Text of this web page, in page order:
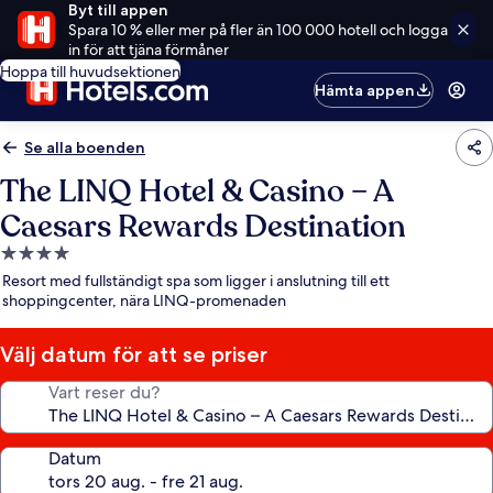
Byt till appen
Spara 10 % eller mer på fler än 100 000 hotell och logga
in för att tjäna förmåner
Hoppa till huvudsektionen
Hämta appen
Se alla boenden
The LINQ Hotel & Casino – A
Caesars Rewards Destination
4.0-
stjärnigt
boende
Resort med fullständigt spa som ligger i anslutning till ett
shoppingcenter, nära LINQ-promenaden
Välj datum för att se priser
Vart reser du?
Datum